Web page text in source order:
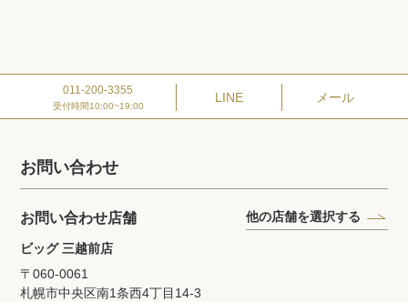
011-200-3355
受付時間10:00~19:00
LINE メール
お問い合わせ
お問い合わせ店舗 他の店舗を選択する
ビッグ 三越前店
〒060-0061
札幌市中央区南1条西4丁目14‐3